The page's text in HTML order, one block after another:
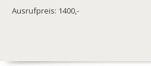
Ausrufpreis: 1400,-